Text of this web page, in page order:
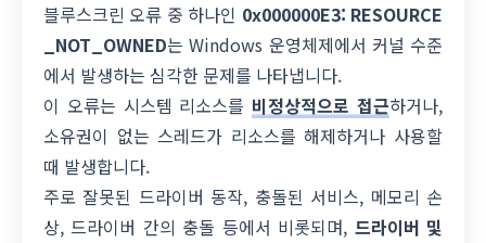
블루스크린 오류 중 하나인 0x000000E3: RESOURCE
_NOT_OWNED는 Windows 운영체제에서 커널 수준
에서 발생하는 심각한 문제를 나타냅니다.
이 오류는 시스템 리소스를 비정상적으로 접근하거나,
소유권이 없는 스레드가 리소스를 해제하거나 사용할
때 발생합니다.
주로 잘못된 드라이버 동작, 충돌된 서비스, 메모리 손
상, 드라이버 간의 충돌 등에서 비롯되며, 드라이버 및